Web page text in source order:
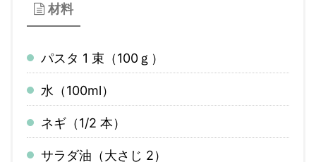
材料
パスタ 1 束（100ｇ）
水（100ml）
ネギ（1/2 本）
サラダ油（大さじ 2）